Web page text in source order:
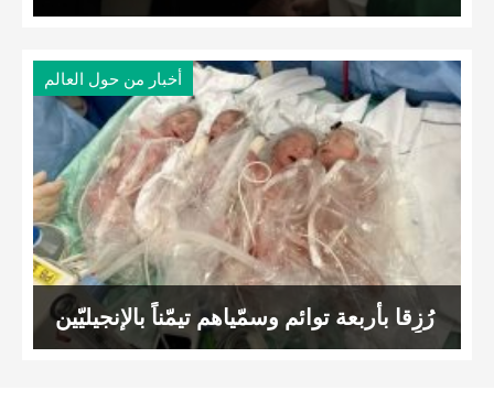
أخبار من حول العالم
رُزِقا بأربعة توائم وسمّياهم تيمّناً بالإنجيليّين